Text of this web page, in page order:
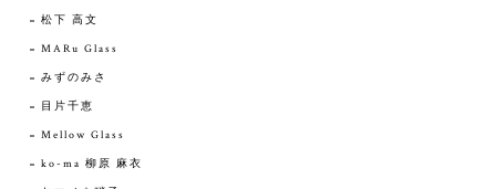
松下 高文
MARu Glass
みずのみさ
目片千恵
Mellow Glass
ko-ma 柳原 麻衣